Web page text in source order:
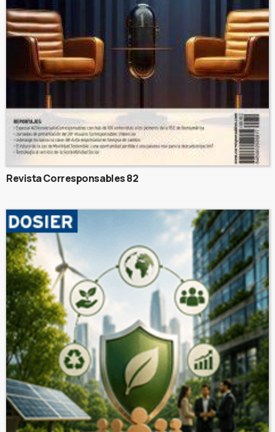
Revista Corresponsables 82